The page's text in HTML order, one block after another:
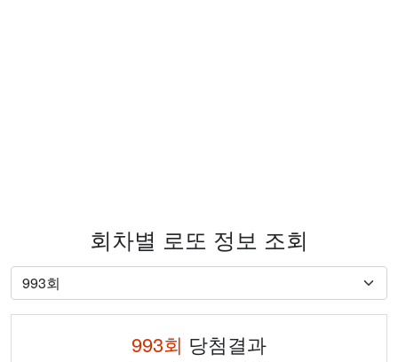
회차별 로또 정보 조회
993회 당첨결과